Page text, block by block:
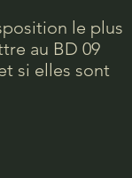
le plus
au BD 09
si elles sont